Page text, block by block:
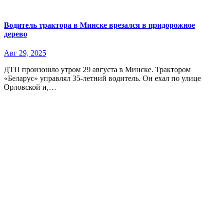
Водитель трактора в Минске врезался в придорожное
дерево
Авг 29, 2025
ДТП произошло утром 29 августа в Минске. Трактором
«Беларус» управлял 35-летний водитель. Он ехал по улице
Орловской и,…